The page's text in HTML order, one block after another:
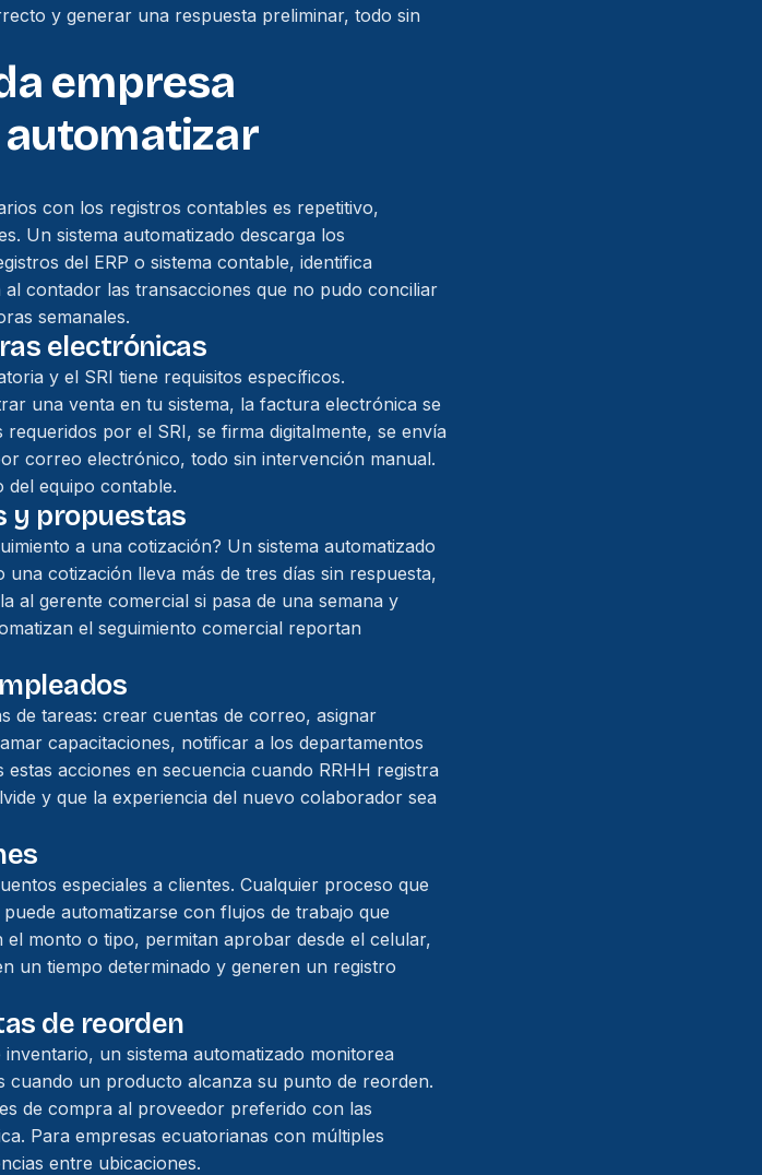
y generar una respuesta preliminar, todo sin
empresa
con los registros contables es repetitivo,
Un sistema automatizado descarga los
del ERP o sistema contable, identifica
contador las transacciones que no pudo conciliar
semanales.
electrónicas
y el SRI tiene requisitos específicos.
una venta en tu sistema, la factura electrónica se
por el SRI, se firma digitalmente, se envía
correo electrónico, todo sin intervención manual.
equipo contable.
y propuestas
a una cotización? Un sistema automatizado
cotización lleva más de tres días sin respuesta,
al gerente comercial si pasa de una semana y
el seguimiento comercial reportan
de tareas: crear cuentas de correo, asignar
capacitaciones, notificar a los departamentos
acciones en secuencia cuando RRHH registra
y que la experiencia del nuevo colaborador sea
especiales a clientes. Cualquier proceso que
automatizarse con flujos de trabajo que
monto o tipo, permitan aprobar desde el celular,
un tiempo determinado y generen un registro
de reorden
un sistema automatizado monitorea
cuando un producto alcanza su punto de reorden.
de compra al proveedor preferido con las
Para empresas ecuatorianas con múltiples
entre ubicaciones.